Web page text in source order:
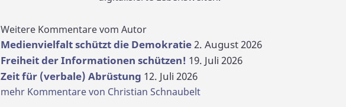
Weitere Kommentare vom Autor
Medienvielfalt schützt die Demokratie 2. August 2026
Freiheit der Informationen schützen! 19. Juli 2026
Zeit für (verbale) Abrüstung 12. Juli 2026
mehr Kommentare von Christian Schnaubelt